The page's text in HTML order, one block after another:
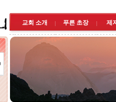
교회 소개 푸른 초장 제